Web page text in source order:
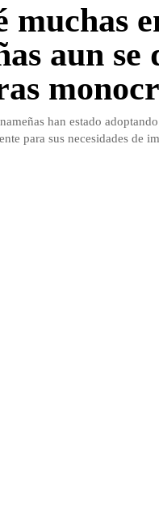
muchas
aun
han estado
para sus necesidades de